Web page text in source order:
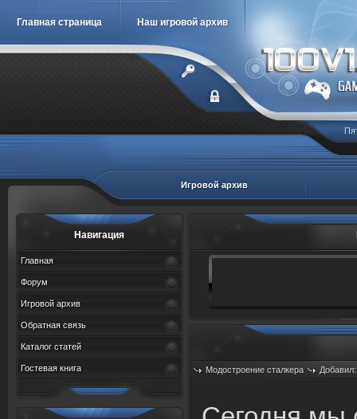
Главная страница Наш игровой архив
Игровой архив
Навигация
Главная
Форум
Игровой архив
Обратная связь
Каталог статей
Гостевая книга Модостроение сталкера